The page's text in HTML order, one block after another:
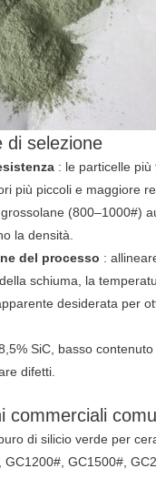
di selezione
: le particelle
più piccoli e maggiore
(800–1000#)
la densità.
del processo :
schiuma, la
desiderata per
SiC, basso
difetti.
commerciali
di silicio verde per
GC1500#,